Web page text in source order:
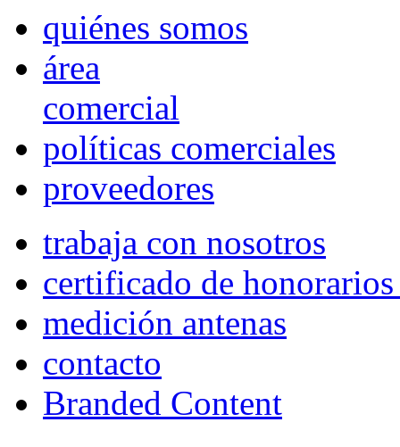
quiénes somos
área
comercial
políticas comerciales
proveedores
trabaja con nosotros
certificado de
medición antenas
contacto
Branded Content